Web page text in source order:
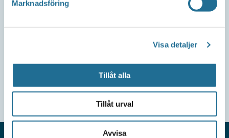
Marknadsföring
Visa detaljer
Tillåt alla
Tillåt urval
Avvisa